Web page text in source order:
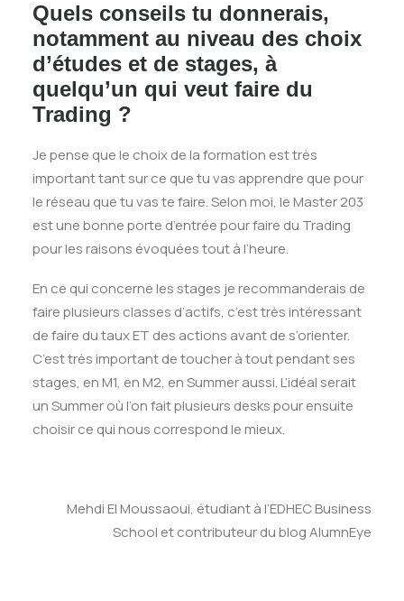
Quels conseils tu donnerais,
notamment au niveau des choix
d’études et de stages, à
quelqu’un qui veut faire du
Trading ?
Je pense que le choix de la formation est très
important tant sur ce que tu vas apprendre que pour
le réseau que tu vas te faire. Selon moi, le Master 203
est une bonne porte d’entrée pour faire du Trading
pour les raisons évoquées tout à l’heure.
En ce qui concerne les stages je recommanderais de
faire plusieurs classes d’actifs, c’est très intéressant
de faire du taux ET des actions avant de s’orienter.
C’est très important de toucher à tout pendant ses
stages, en M1, en M2, en Summer aussi. L’idéal serait
un Summer où l’on fait plusieurs desks pour ensuite
choisir ce qui nous correspond le mieux.
Mehdi El Moussaoui, étudiant à l’EDHEC Business
School et contributeur du blog AlumnEye